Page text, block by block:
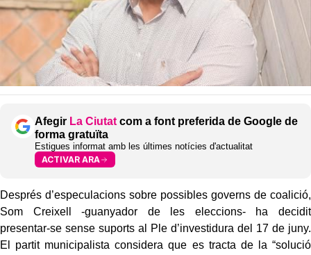
Afegir La Ciutat com a font preferida de Google de
forma gratuïta
Estigues informat amb les últimes notícies d'actualitat
ACTIVAR ARA
Després d’especulacions sobre possibles governs de coalició,
Som Creixell -guanyador de les eleccions- ha decidit
presentar-se sense suports al Ple d’investidura del 17 de juny.
El partit municipalista considera que es tracta de la “solució